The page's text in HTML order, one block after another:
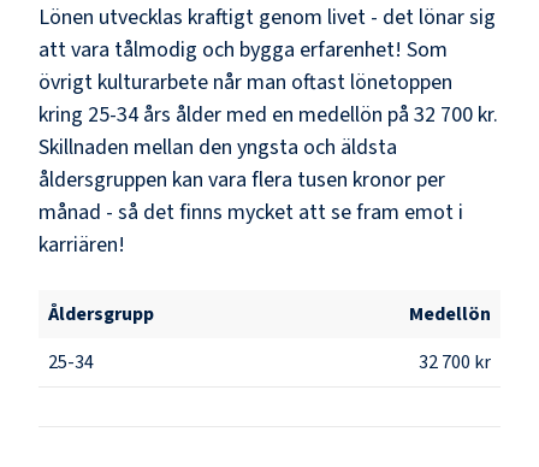
Lönen utvecklas kraftigt genom livet - det lönar sig
att vara tålmodig och bygga erfarenhet! Som
övrigt kulturarbete når man oftast lönetoppen
kring 25-34 års ålder med en medellön på 32 700 kr.
Skillnaden mellan den yngsta och äldsta
åldersgruppen kan vara flera tusen kronor per
månad - så det finns mycket att se fram emot i
karriären!
Åldersgrupp
Medellön
25-34
32 700 kr